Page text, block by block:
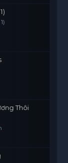
Thôi